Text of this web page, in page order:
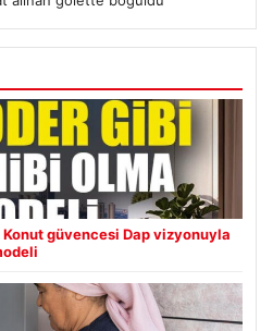
Konut güvencesi Dap vizyonuyla